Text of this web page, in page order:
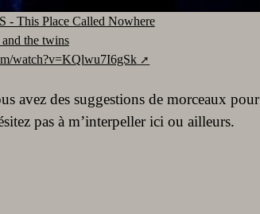
This Place Called Nowhere
the twins
watch?v=KQlwu7I6gSk
avez des suggestions de morceaux pour
pas à m’interpeller ici ou ailleurs.